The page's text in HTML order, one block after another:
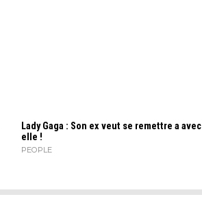
Lady Gaga : Son ex veut se remettre a avec
elle !
PEOPLE